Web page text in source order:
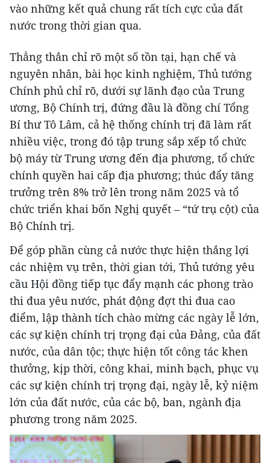
vào những kết quả chung rất tích cực của đất
nước trong thời gian qua.
Thẳng thắn chỉ rõ một số tồn tại, hạn chế và
nguyên nhân, bài học kinh nghiệm, Thủ tướng
Chính phủ chỉ rõ, dưới sự lãnh đạo của Trung
ương, Bộ Chính trị, đứng đầu là đồng chí Tổng
Bí thư Tô Lâm, cả hệ thống chính trị đã làm rất
nhiều việc, trong đó tập trung sắp xếp tổ chức
bộ máy từ Trung ương đến địa phương, tổ chức
chính quyền hai cấp địa phương; thúc đẩy tăng
trưởng trên 8% trở lên trong năm 2025 và tổ
chức triển khai bốn Nghị quyết – “tứ trụ cột) của
Bộ Chính trị.
Để góp phần cùng cả nước thực hiện thắng lợi
các nhiệm vụ trên, thời gian tới, Thủ tướng yêu
cầu Hội đồng tiếp tục đẩy mạnh các phong trào
thi đua yêu nước, phát động đợt thi đua cao
điểm, lập thành tích chào mừng các ngày lễ lớn,
các sự kiện chính trị trọng đại của Đảng, của đất
nước, của dân tộc; thực hiện tốt công tác khen
thưởng, kịp thời, công khai, minh bạch, phục vụ
các sự kiện chính trị trọng đại, ngày lễ, kỷ niệm
lớn của đất nước, của các bộ, ban, ngành địa
phương trong năm 2025.